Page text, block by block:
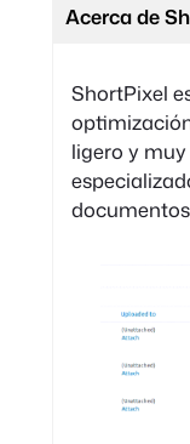
Acerca de
ShortPixel
ligero y muy
documentos